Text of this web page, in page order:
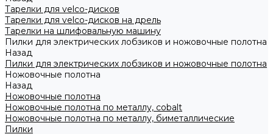
Тарелки для velco-дисков
Тарелки для velco-дисков на дрель
Тарелки на шлифовальную машину
Пилки для электрических лобзиков и ножовочные полотна
Назад
Пилки для электрических лобзиков и ножовочные полотна
Ножовочные полотна
Назад
Ножовочные полотна
Ножовочные полотна по металлу, cobalt
Ножовочные полотна по металлу, биметаллические
Пилки